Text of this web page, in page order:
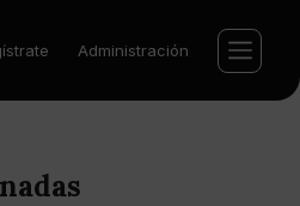
Administración